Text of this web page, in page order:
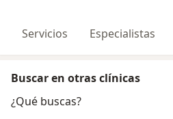
Servicios Especialistas
Buscar en otras clínicas
¿Qué buscas?